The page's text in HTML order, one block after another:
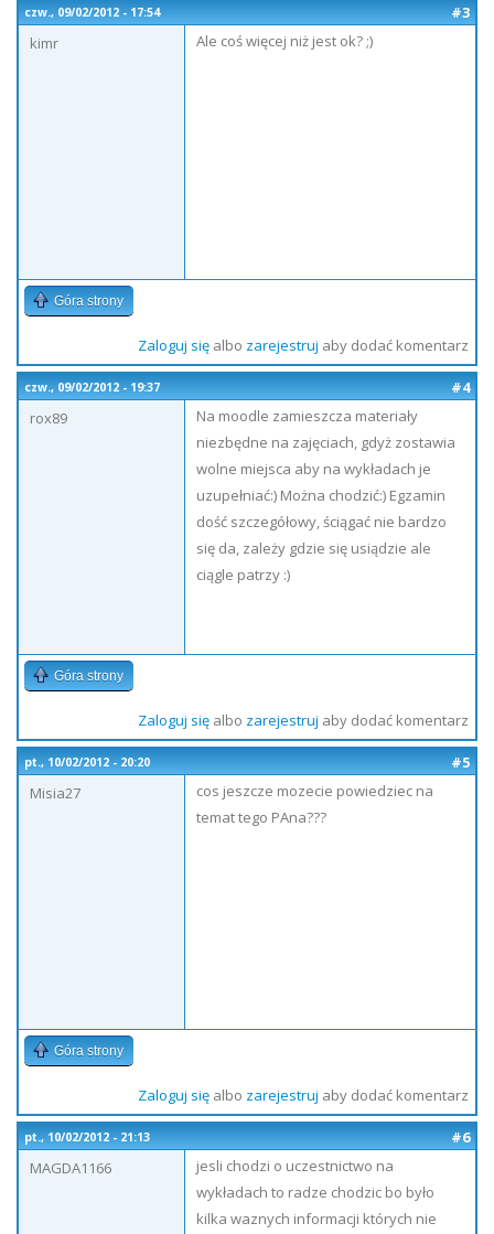
czw., 09/02/2012 - 17:54
#3
kimr
Ale coś więcej niż jest ok? ;)
Góra strony
Zaloguj sięalbo zarejestruj aby dodać komentarz
czw., 09/02/2012 - 19:37
#4
rox89
Na moodle zamieszcza materiały
niezbędne na zajęciach, gdyż zostawia
wolne miejsca aby na wykładach je
uzupełniać:) Można chodzić:) Egzamin
dość szczegółowy, ściągać nie bardzo
się da, zależy gdzie się usiądzie ale
ciągle patrzy :)
Góra strony
Zaloguj sięalbo zarejestruj aby dodać komentarz
pt., 10/02/2012 - 20:20
#5
Misia27
cos jeszcze mozecie powiedziec na
temat tego PAna???
Góra strony
Zaloguj sięalbo zarejestruj aby dodać komentarz
pt., 10/02/2012 - 21:13
#6
MAGDA1166
jesli chodzi o uczestnictwo na
wykładach to radze chodzic bo było
kilka waznych informacji których nie